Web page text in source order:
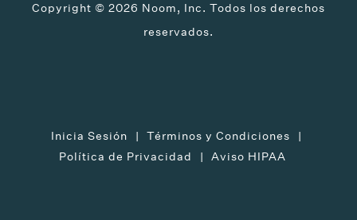
Copyright © 2026 Noom, Inc. Todos los derechos
reservados.
Inicia Sesión
Términos y Condiciones
Política de Privacidad
Aviso HIPAA